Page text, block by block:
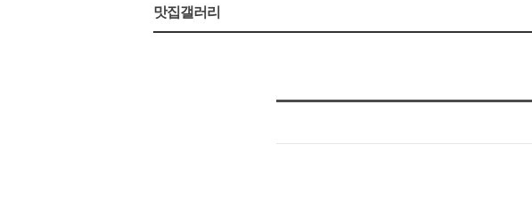
맛집갤러리